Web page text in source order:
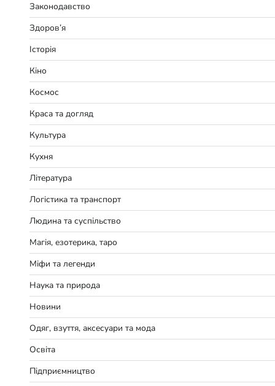
Законодавство
Здоров’я
Історія
Кіно
Космос
Краса та догляд
Культура
Кухня
Література
Логістика та транспорт
Людина та суспільство
Магія, езотерика, таро
Міфи та легенди
Наука та природа
Новини
Одяг, взуття, аксесуари та мода
Освіта
Підприємництво